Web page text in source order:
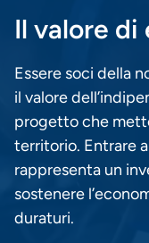
Il valore di
Essere soci della
il valore
progetto che
territorio. Entrare
rappresenta un
sostenere
duraturi.